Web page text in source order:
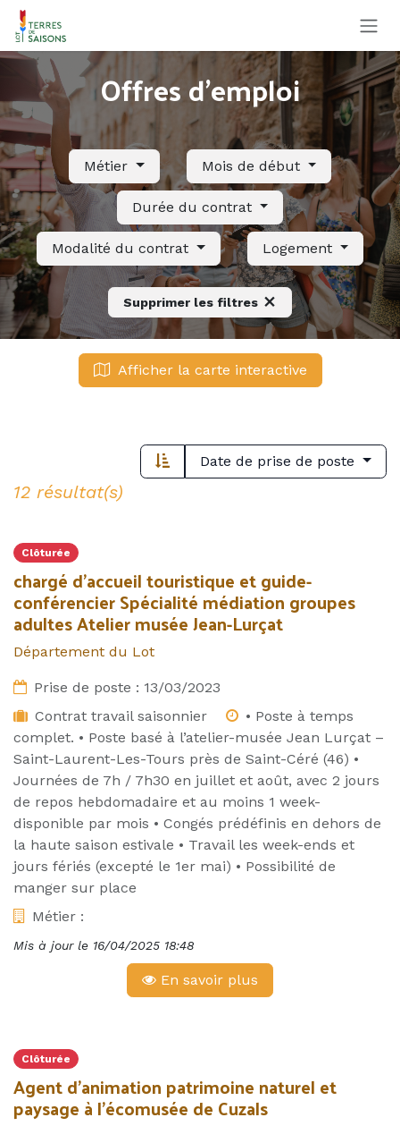
Se rendre au contenu
Offres d'emploi
Métier Mois de début
Durée du contrat
Modalité du contrat Logement
Supprimer les filtres
Afficher la carte interactive
Date de prise de poste
12 résultat(s)
Clôturée
chargé d’accueil touristique et guide-
conférencier Spécialité médiation groupes
adultes Atelier musée Jean-Lurçat
Département du Lot
Prise de poste : 13/03/2023
Contrat travail saisonnier
• Poste à temps
complet. • Poste basé à l’atelier-musée Jean Lurçat –
Saint-Laurent-Les-Tours près de Saint-Céré (46) •
Journées de 7h / 7h30 en juillet et août, avec 2 jours
de repos hebdomadaire et au moins 1 week-
disponible par mois • Congés prédéfinis en dehors de
la haute saison estivale • Travail les week-ends et
jours fériés (excepté le 1er mai) • Possibilité de
manger sur place
Métier :
Mis à jour le 16/04/2025 18:48
En savoir plus
Clôturée
Agent d’animation patrimoine naturel et
paysage à l’écomusée de Cuzals